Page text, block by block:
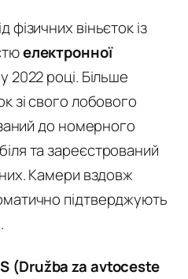
віньєток із
електронної
2022 році. Більше
зі свого лобового
до номерного
та зареєстрований
Камери вздовж
підтверджують
(Družba za avtoceste